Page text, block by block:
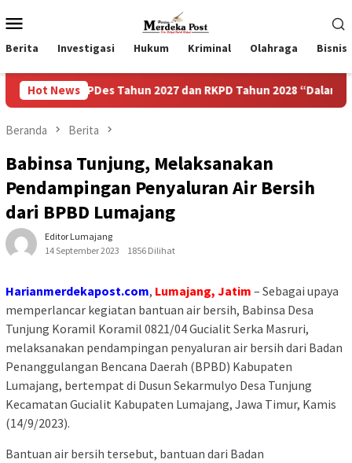
ke
kontenMobile
Berita Investigasi Hukum Kriminal Olahraga Bisnis
Hot News
Tahun 2027 dan RKPD Tahun 2028 “Dalam Rangka
Beranda Berita
Babinsa Tunjung, Melaksanakan
Pendampingan Penyaluran Air Bersih
dari BPBD Lumajang
Editor Lumajang
14 September 2023
1856 Dilihat
Harianmerdekapost.com, Lumajang, Jatim – Sebagai upaya
memperlancar kegiatan bantuan air bersih, Babinsa Desa
Tunjung Koramil Koramil 0821/04 Gucialit Serka Masruri,
melaksanakan pendampingan penyaluran air bersih dari Badan
Penanggulangan Bencana Daerah (BPBD) Kabupaten
Lumajang, bertempat di Dusun Sekarmulyo Desa Tunjung
Kecamatan Gucialit Kabupaten Lumajang, Jawa Timur, Kamis
(14/9/2023).
Bantuan air bersih tersebut, bantuan dari Badan